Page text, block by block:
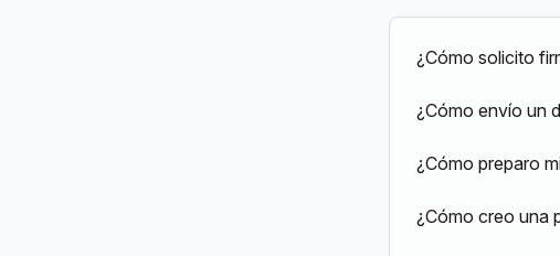
¿Cómo solicito
¿Cómo envío un
¿Cómo preparo
¿Cómo creo una